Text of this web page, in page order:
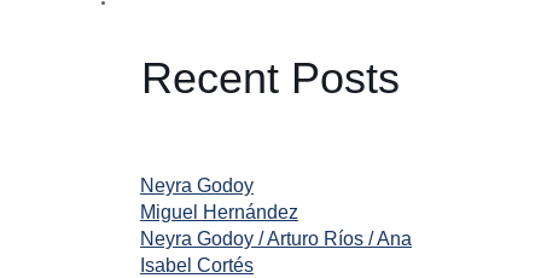
Recent Posts
Neyra Godoy
Miguel Hernández
Neyra Godoy / Arturo Ríos / Ana
Isabel Cortés